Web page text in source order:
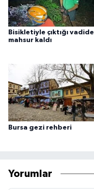
Bisikletiyle çıktığı vadide
mahsur kaldı
Bursa gezi rehberi
Yorumlar